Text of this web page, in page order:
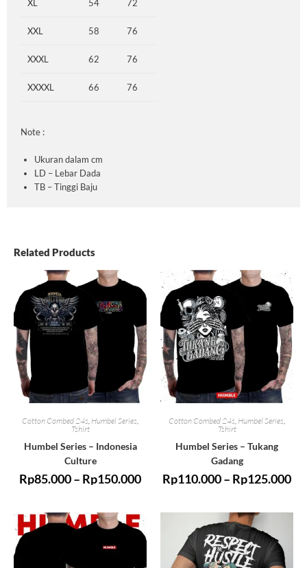
XL 54 72
XXL 58 76
XXXL 62 76
XXXXL 66 76
Note :
Ukuran dalam cm
LD – Lebar Dada
TB – Tinggi Baju
Related Products
Cotton Combed 24s, Humbel Series,
Tshirt
Humbel Series – Indonesia
Culture
Rp85.000– Rp150.000
Cotton Combed 24s, Humbel Series,
Tshirt
Humbel Series – Tukang
Gadang
Rp110.000– Rp125.000